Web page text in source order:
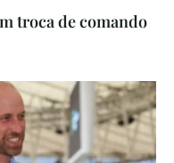
troca de comando